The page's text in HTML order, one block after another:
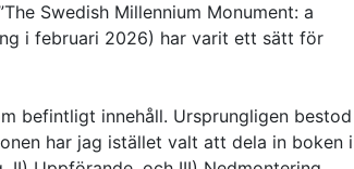
Swedish Millennium Monument: a
i februari 2026) har varit ett sätt för
befintligt innehåll. Ursprungligen bestod
har jag istället valt att dela in boken i